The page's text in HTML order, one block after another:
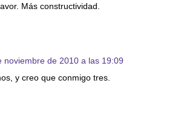
Más constructividad.
noviembre de 2010 a las 19:09
y creo que conmigo tres.